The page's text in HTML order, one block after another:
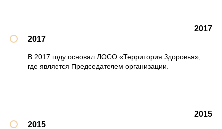
2017
2017
В 2017 году основал ЛООО «Территория Здоровья»,
где является Председателем организации.
2015
2015